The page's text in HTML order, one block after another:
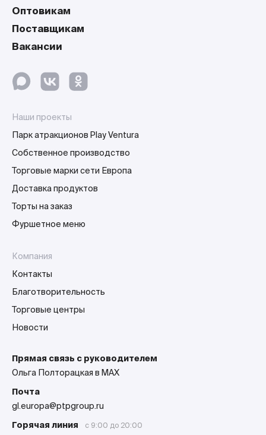
Оптовикам
Поставщикам
Вакансии
Наши проекты
Парк атракционов Play Ventura
Собственное производство
Торговые марки сети Европа
Доставка продуктов
Торты на заказ
Фуршетное меню
Компания
Контакты
Благотворительность
Торговые центры
Новости
Прямая связь с руководителем
Ольга Полторацкая в MAX
Почта
gl.europa@ptpgroup.ru
Горячая линия
с 9:00 до 20:00